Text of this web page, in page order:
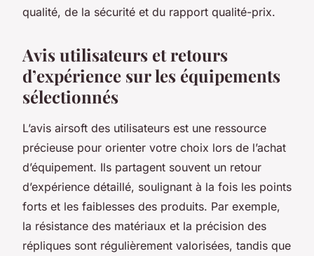
qualité, de la sécurité et du rapport qualité-prix.
Avis utilisateurs et retours
d’expérience sur les équipements
sélectionnés
L’avis airsoft des utilisateurs est une ressource
précieuse pour orienter votre choix lors de l’achat
d’équipement. Ils partagent souvent un retour
d’expérience détaillé, soulignant à la fois les points
forts et les faiblesses des produits. Par exemple,
la résistance des matériaux et la précision des
répliques sont régulièrement valorisées, tandis que